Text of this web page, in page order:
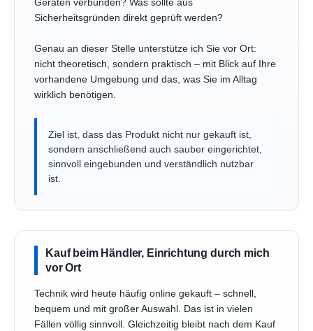
Geräten verbunden? Was sollte aus
Sicherheitsgründen direkt geprüft werden?
Genau an dieser Stelle unterstütze ich Sie vor Ort:
nicht theoretisch, sondern praktisch – mit Blick auf Ihre
vorhandene Umgebung und das, was Sie im Alltag
wirklich benötigen.
Ziel ist, dass das Produkt nicht nur gekauft ist,
sondern anschließend auch sauber eingerichtet,
sinnvoll eingebunden und verständlich nutzbar
ist.
Kauf beim Händler, Einrichtung durch mich
vor Ort
Technik wird heute häufig online gekauft – schnell,
bequem und mit großer Auswahl. Das ist in vielen
Fällen völlig sinnvoll. Gleichzeitig bleibt nach dem Kauf